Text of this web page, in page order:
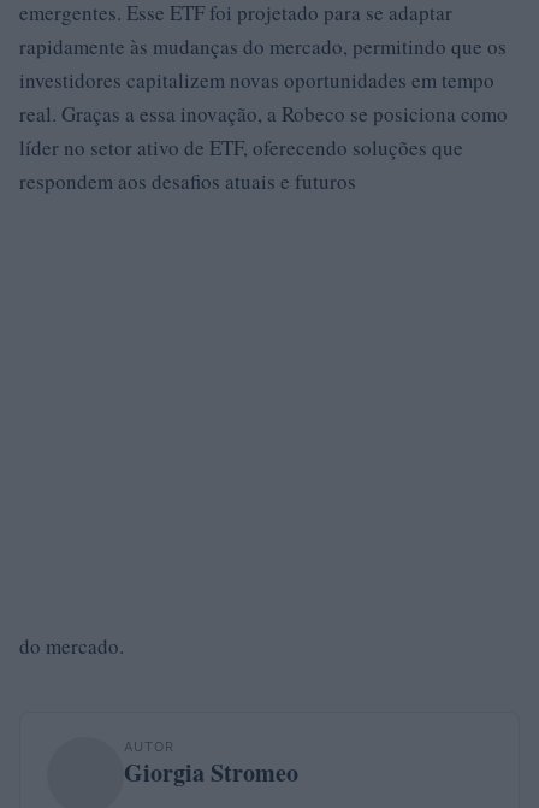
emergentes. Esse ETF foi projetado para se adaptar
rapidamente às mudanças do mercado, permitindo que os
investidores capitalizem novas oportunidades em tempo
real. Graças a essa inovação, a Robeco se posiciona como
líder no setor ativo de ETF, oferecendo soluções que
respondem aos desafios atuais e futuros
do mercado.
AUTOR
Giorgia Stromeo